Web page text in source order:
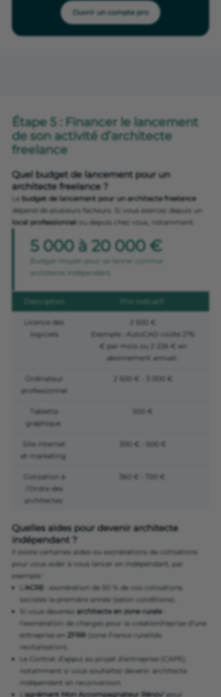
Ouvrir un compte pro
Étape 5 : Financer le lancement
de son activité d’architecte
freelance
Quel budget de lancement pour un
architecte freelance ?
Le budget de lancement pour un architecte freelance
dépend de plusieurs facteurs. Si vous exercez depuis un
local professionnel ou depuis chez vous, notamment.
5 000 à 20 000 €
Budget moyen pour se lancer comme
architecte indépendant.
Description Prix indicatif
Licence des
logiciels
2 500 €
Exemple : AutoCAD coûte 276
€ par mois ou 2 226 € en
abonnement annuel.
Ordinateur
professionnel
2 500 € - 3 000 €
Tablette
graphique
500 €
Site internet
et marketing
300 € - 500 €
Cotisation à
l’Ordre des
architectes
360 € - 720 €
Quelles aides pour devenir architecte
indépendant ?
Il existe certaines aides ou exonérations de cotisations
pour vous aider à vous lancer en indépendant, par
exemple :
ACRE
: exonération de 50 % de vos cotisations
sociales la première année (selon conditions).
Si vous devenez architecte en zone rurale:
l’exonération de charges pour la création/reprise d’une
entreprise en
ZFRR (zone France ruralités
revitalisation).
Le Contrat d’appui au projet d’entreprise (CAPE),
notamment si vous souhaitez devenir architecte
indépendant en reconversion.
agrément Mon Accompagnateur Rénov' pour